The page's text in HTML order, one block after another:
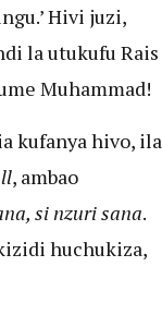
Hivi juzi,
la utukufu Rais
Muhammad!
kufanya hivo, ila
, ambao
si nzuri sana.
huchukiza,